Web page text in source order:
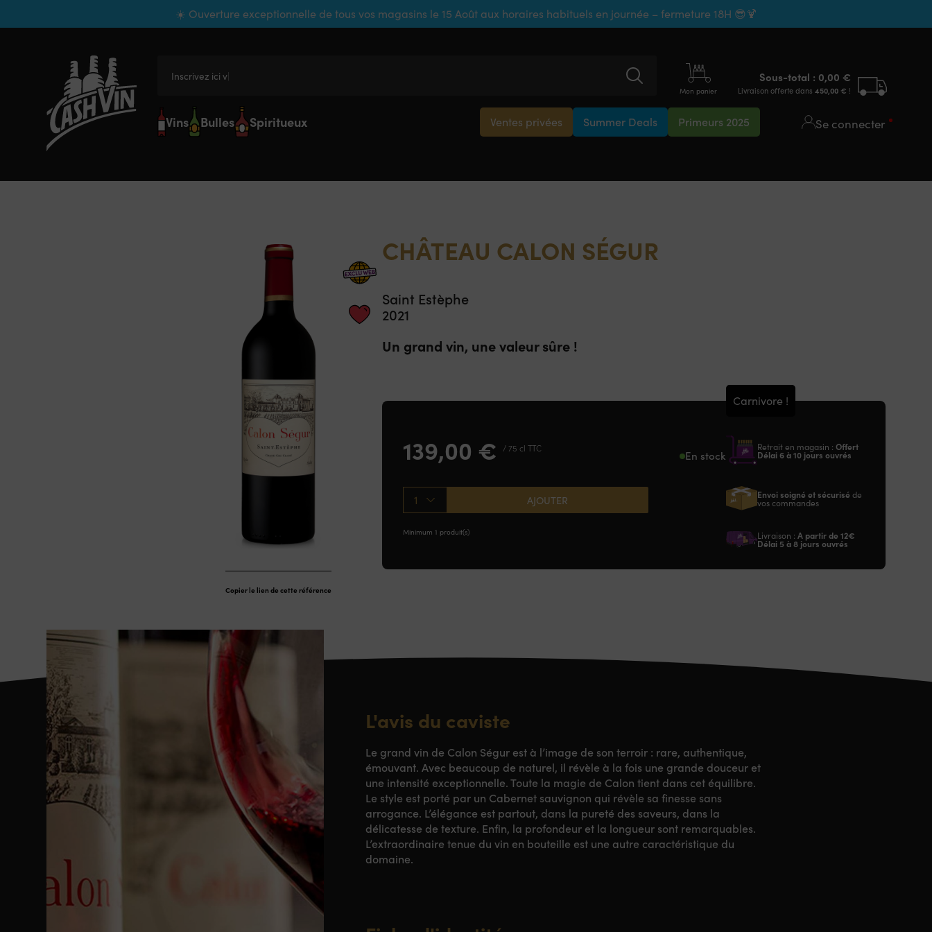
☀️ Ouverture exceptionnelle de tous vos magasins le 15 Août aux horaires habituels en journée – fermeture 18H 😎🍹
Inscrivez ici votre
Mon panier
Sous-total : 0,00 €
Livraison offerte dans 450,00 € !
Vins Bulles Spiritueux Ventes privées Summer Deals Primeurs 2025 Se connecter
Copier le lien de cette référence
CHÂTEAU CALON SÉGUR
Saint Estèphe
2021
Un grand vin, une valeur sûre !
139,00 € / 75 cl TTC En stock
1 AJOUTER
Minimum 1 produit(s)
Carnivore !
Retrait en magasin : Offert
Délai 6 à 10 jours ouvrés
Envoi soigné et sécurisé de
vos commandes
Livraison : A partir de 12€
Délai 5 à 8 jours ouvrés
L'avis du caviste
Le grand vin de Calon Ségur est à l’image de son terroir : rare, authentique,
émouvant. Avec beaucoup de naturel, il révèle à la fois une grande douceur et
une intensité exceptionnelle. Toute la magie de Calon tient dans cet équilibre.
Le style est porté par un Cabernet sauvignon qui révèle sa finesse sans
arrogance. L’élégance est partout, dans la pureté des saveurs, dans la
délicatesse de texture. Enfin, la profondeur et la longueur sont remarquables.
L’extraordinaire tenue du vin en bouteille est une autre caractéristique du
domaine.